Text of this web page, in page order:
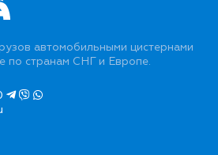
автомобильными цистернами
по странам СНГ и Европе.